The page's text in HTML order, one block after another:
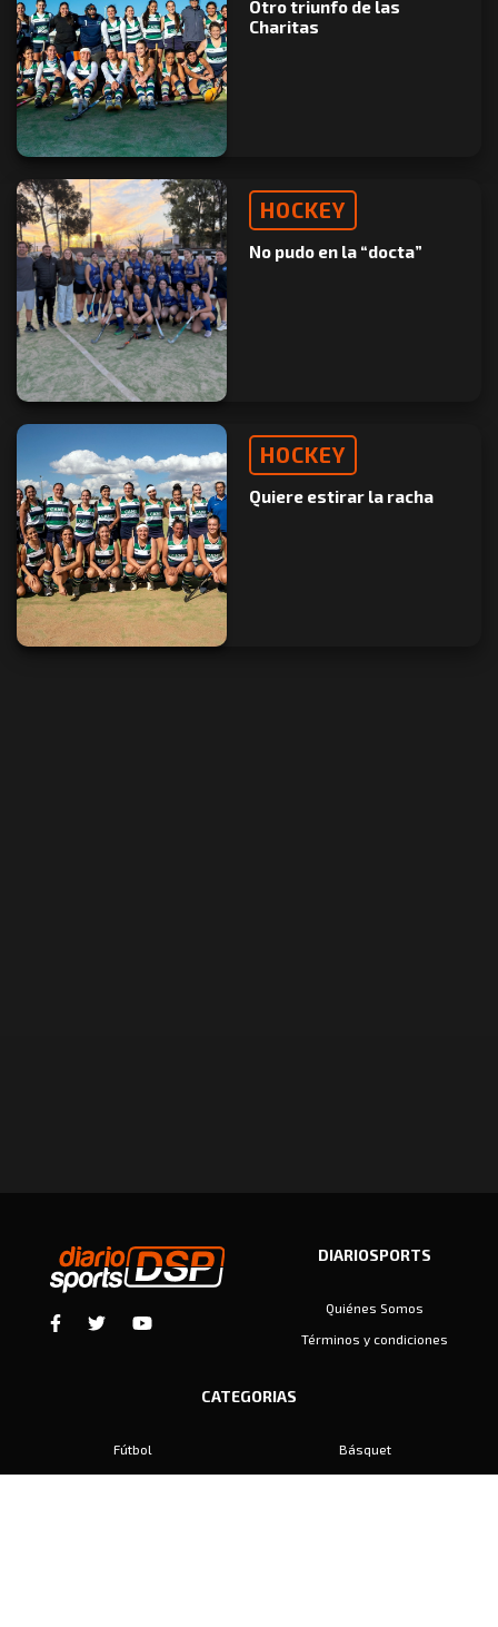
Otro triunfo de las
Charitas
HOCKEY
No pudo en la “docta”
HOCKEY
Quiere estirar la racha
DIARIOSPORTS
Quiénes Somos
Términos y condiciones
CATEGORIAS
Fútbol
Básquet